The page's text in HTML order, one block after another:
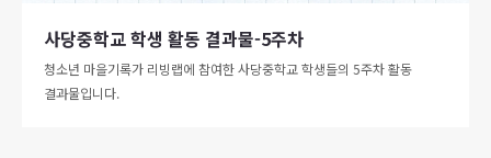
사당중학교 학생 활동 결과물-5주차
청소년 마을기록가 리빙랩에 참여한 사당중학교 학생들의 5주차 활동
결과물입니다.